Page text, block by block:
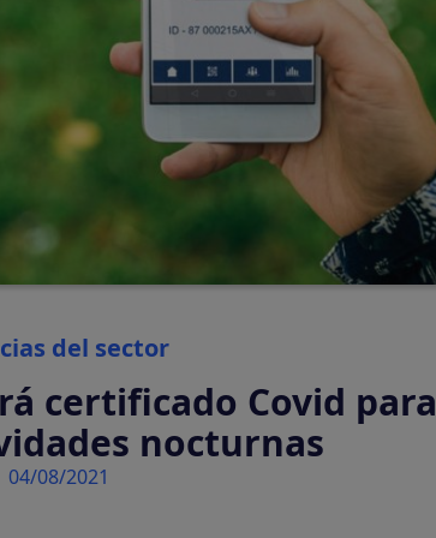
Tasas turísticas
turísticas
automáticamente
en tu plataforma
Categories
del sector
certificado Covid para
nocturnas
04/08/2021